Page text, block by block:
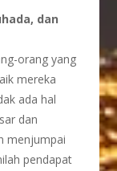
dan
orang yang
mereka
ada hal
dan
menjumpai
pendapat